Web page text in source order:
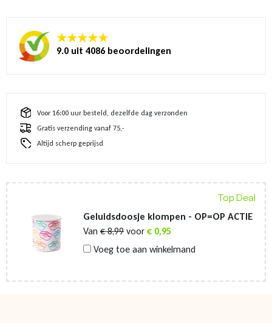
★★★★★
9.0 uit 4086 beoordelingen
Voor 16:00 uur besteld, dezelfde dag verzonden
Gratis verzending vanaf 75,-
Altijd scherp geprijsd
Top Deal
Geluidsdoosje klompen - OP=OP ACTIE
Van €8,99 voor € 0,95
Voeg toe aan winkelmand